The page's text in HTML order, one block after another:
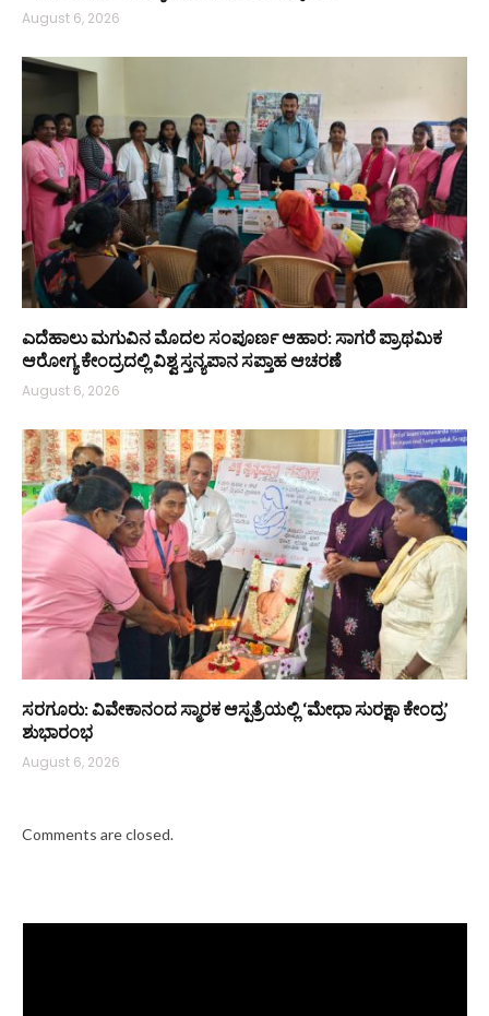
August 6, 2026
ಎದೆಹಾಲು ಮಗುವಿನ ಮೊದಲ ಸಂಪೂರ್ಣ ಆಹಾರ: ಸಾಗರೆ ಪ್ರಾಥಮಿಕ
ಆರೋಗ್ಯ ಕೇಂದ್ರದಲ್ಲಿ ವಿಶ್ವ ಸ್ತನ್ಯಪಾನ ಸಪ್ತಾಹ ಆಚರಣೆ
August 6, 2026
ಸರಗೂರು: ವಿವೇಕಾನಂದ ಸ್ಮಾರಕ ಆಸ್ಪತ್ರೆಯಲ್ಲಿ ‘ಮೇಧಾ ಸುರಕ್ಷಾ ಕೇಂದ್ರ’
ಶುಭಾರಂಭ
August 6, 2026
Comments are closed.